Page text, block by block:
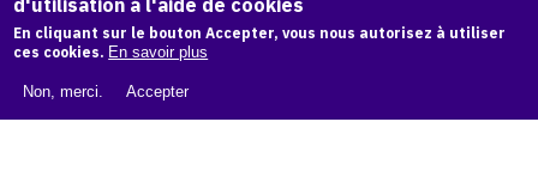
Catalogue raisonné Henri Foucault
7v
En cliquant sur le bouton Accepter, vous nous autorisez à utiliser
ces cookies. En savoir plus
Non, merci. Accepter